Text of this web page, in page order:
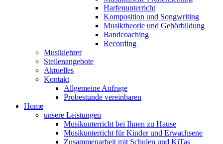
Harfenunterricht
Komposition und Songwriting
Musiktheorie und Gehörbildung
Bandcoaching
Recording
Musiklehrer
Stellenangebote
Aktuelles
Kontakt
Allgemeine Anfrage
Probestunde vereinbaren
Home
unsere Leistungen
Musikunterricht bei Ihnen zu Hause
Musikunterricht für Kinder und Erwachsene
Zusammenarbeit mit Schulen und KiTas